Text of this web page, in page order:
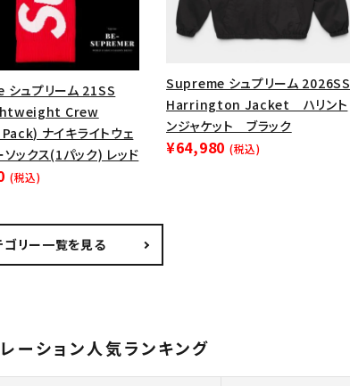
ュプリーム 21SS
Crew
ナイキライトウェ
ソックス(1パック) レッド
(税込)
Supreme シュプリーム 2026SS
Harrington Jacket ハリント
ンジャケット ブラック
¥64,980 (税込)
ゴリー一覧を見る
ーション人気ランキング